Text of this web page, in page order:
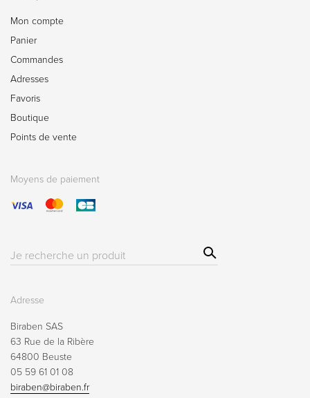
Mon compte
Panier
Commandes
Adresses
Favoris
Boutique
Points de vente
Moyens de paiement
Résultat(s)
Sear
ch
Adresse
Biraben SAS
63 Rue de la Ribère
64800 Beuste
05 59 61 01 08
biraben@biraben.fr